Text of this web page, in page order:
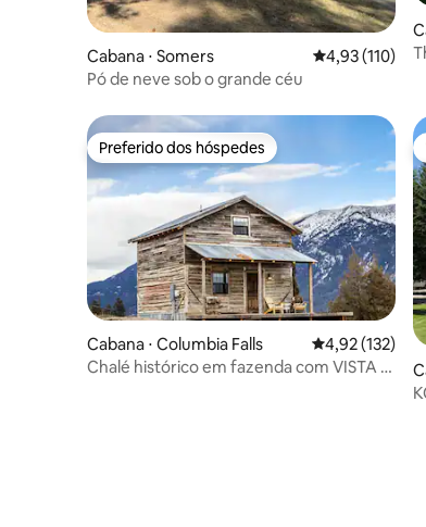
Cabana ⋅ Somers 4,93 de uma
4,93 (110)
Pó de neve sob o grande céu
Preferido dos hóspedes
Preferido dos hóspedes
Cabana ⋅ Columbia Falls 4,92 de uma
4,92 (132)
Chalé histórico em fazenda com VISTA e